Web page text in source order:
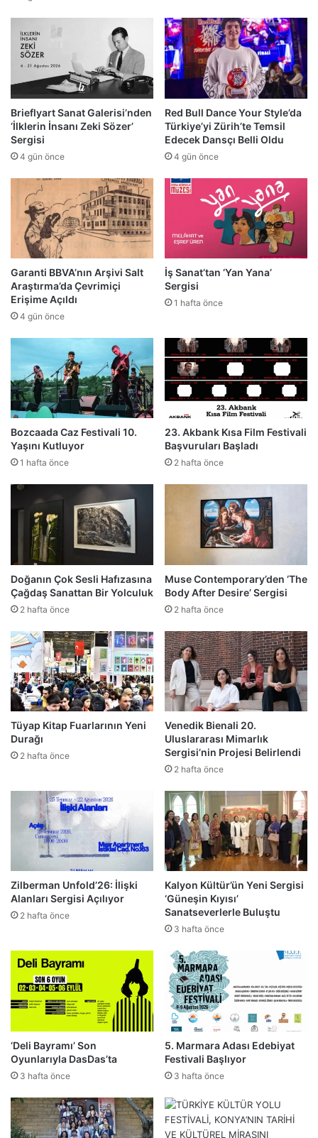
Brieflyart Sanat Galerisi’nden
‘İlklerin İnsanı Zeki Sözer’
Sergisi
4 gün önce
Red Bull Dance Your Style’da
Türkiye’yi Zürih’te Temsil
Edecek Dansçı Belli Oldu
4 gün önce
Garanti BBVA’nın Arşivi Salt
Araştırma’da Çevrimiçi
Erişime Açıldı
4 gün önce
İş Sanat’tan ‘Yan Yana’
Sergisi
1 hafta önce
Bozcaada Caz Festivali 10.
Yaşını Kutluyor
1 hafta önce
23. Akbank Kısa Film Festivali
Başvuruları Başladı
2 hafta önce
Doğanın Çok Sesli Hafızasına
Çağdaş Sanattan Bir Yolculuk
2 hafta önce
Muse Contemporary’den ‘The
Body After Desire’ Sergisi
2 hafta önce
Tüyap Kitap Fuarlarının Yeni
Durağı
2 hafta önce
Venedik Bienali 20.
Uluslararası Mimarlık
Sergisi’nin Projesi Belirlendi
2 hafta önce
Zilberman Unfold’26: İlişki
Alanları Sergisi Açılıyor
2 hafta önce
Kalyon Kültür’ün Yeni Sergisi
‘Güneşin Kıyısı’
Sanatseverlerle Buluştu
3 hafta önce
‘Deli Bayramı’ Son
Oyunlarıyla DasDas’ta
3 hafta önce
5. Marmara Adası Edebiyat
Festivali Başlıyor
3 hafta önce